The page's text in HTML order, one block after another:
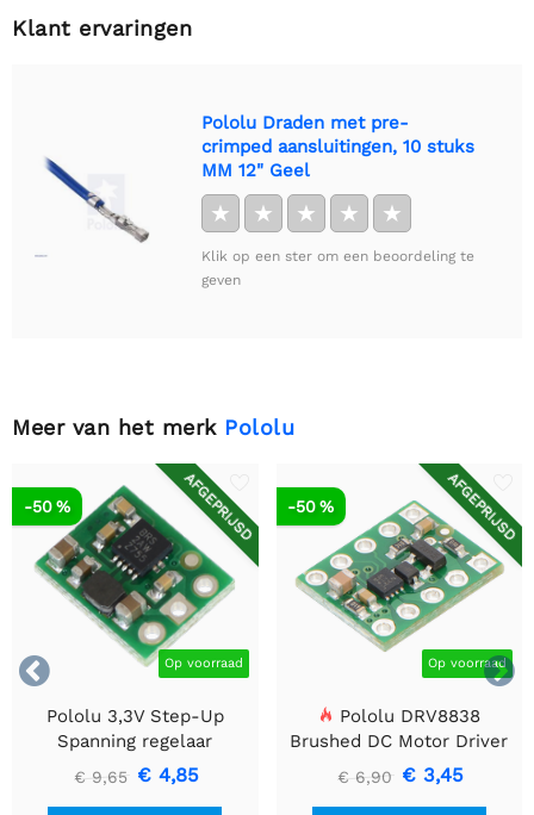
Klant ervaringen
Pololu Draden met pre-
crimped aansluitingen, 10 stuks
MM 12" Geel
★ ★ ★ ★ ★
Klik op een ster om een beoordeling te
geven
Meer van het merk Pololu


AFGEPRIJSD
Op voorraad
-50 %
Pololu 3,3V Step-Up
Spanning regelaar
U1V10F3
€ 9,65 € 4,85
AFGEPRIJSD
Op voorraad
-50 %
Pololu DRV8838
Brushed DC Motor Driver
€ 6,90 € 3,45